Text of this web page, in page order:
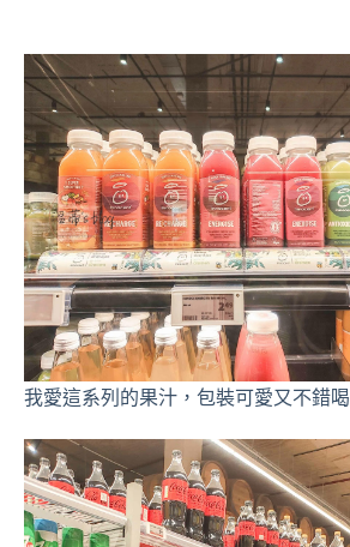
我愛這系列的果汁，包裝可愛又不錯喝